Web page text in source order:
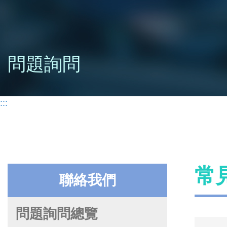
問題詢問
:::
聯絡我們
問題詢問總覽
常